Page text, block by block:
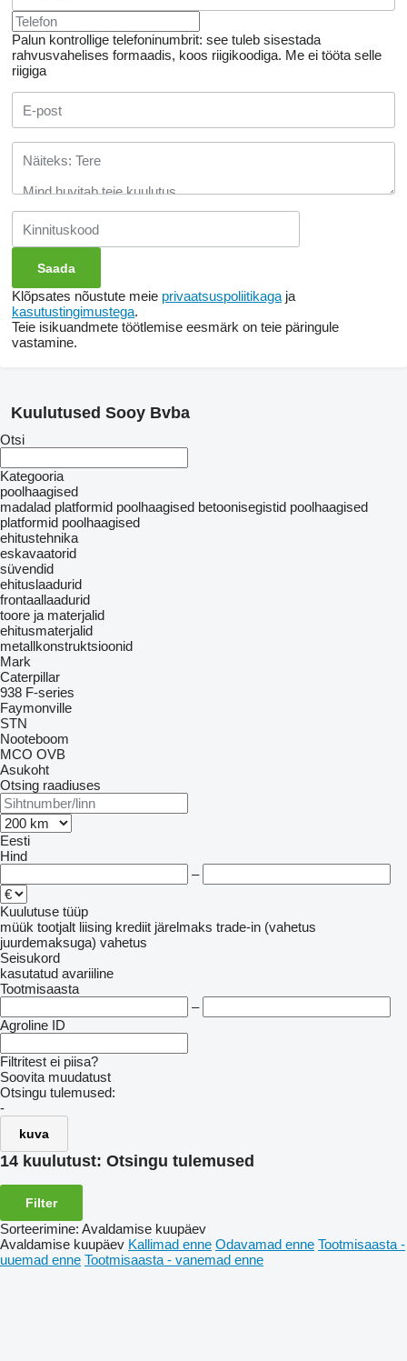
Palun kontrollige telefoninumbrit: see tuleb sisestada
rahvusvahelises formaadis, koos riigikoodiga. Me ei tööta selle
riigiga
Klõpsates nõustute meie privaatsuspoliitikaga ja
kasutustingimustega.
Teie isikuandmete töötlemise eesmärk on teie päringule
vastamine.
Kuulutused Sooy Bvba
Otsi
Kategooria
poolhaagised
madalad platformid poolhaagised betoonisegistid poolhaagised
platformid poolhaagised
ehitustehnika
eskavaatorid
süvendid
ehituslaadurid
frontaallaadurid
toore ja materjalid
ehitusmaterjalid
metallkonstruktsioonid
Mark
Caterpillar
938 F-series
Faymonville
STN
Nooteboom
MCO OVB
Asukoht
Otsing raadiuses
Eesti
Hind
–
Kuulutuse tüüp
müük tootjalt liising krediit järelmaks trade-in (vahetus
juurdemaksuga) vahetus
Seisukord
kasutatud avariiline
Tootmisaasta
–
Agroline ID
Filtritest ei piisa?
Soovita muudatust
Otsingu tulemused:
-
kuva
14 kuulutust: Otsingu tulemused
Filter
Sorteerimine: Avaldamise kuupäev
Avaldamise kuupäev Kallimad enne Odavamad enne Tootmisaasta -
uuemad enne Tootmisaasta - vanemad enne